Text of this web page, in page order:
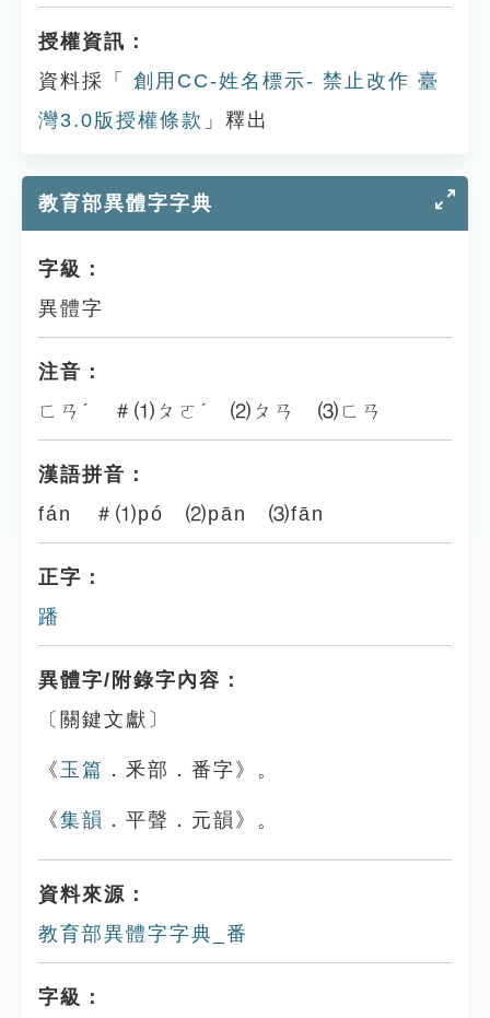
授權資訊：
資料採「
創用CC-姓名標示- 禁止改作 臺
灣3.0版授權條款 」釋出
教育部異體字字典
字級：
異體字
注音：
ㄈㄢˊ ＃⑴ㄆㄛˊ ⑵ㄆㄢ ⑶ㄈㄢ
漢語拼音：
fán ＃⑴pó ⑵pān ⑶fān
正字：
蹯
異體字/附錄字內容：
〔關鍵文獻〕
《 玉篇 ．釆部．番字》。
《集韻 ．平聲．元韻》。
資料來源：
教育部異體字字典_番
字級：